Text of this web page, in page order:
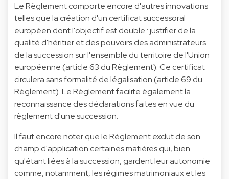
Le Règlement comporte encore d'autres innovations
telles que la création d'un certificat successoral
européen dont l'objectif est double : justifier de la
qualité d'héritier et des pouvoirs des administrateurs
de la succession sur l'ensemble du territoire de l'Union
européenne (article 63 du Règlement). Ce certificat
circulera sans formalité de légalisation (article 69 du
Règlement). Le Règlement facilite également la
reconnaissance des déclarations faites en vue du
règlement d'une succession.
Il faut encore noter que le Règlement exclut de son
champ d'application certaines matières qui, bien
qu'étant liées à la succession, gardent leur autonomie
comme, notamment, les régimes matrimoniaux et les